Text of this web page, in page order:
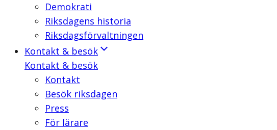
Demokrati
Riksdagens historia
Riksdagsförvaltningen
Kontakt & besök
Kontakt & besök
Kontakt
Besök riksdagen
Press
För lärare